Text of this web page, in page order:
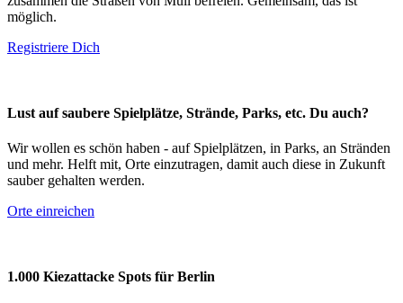
möglich.
Registriere Dich
Lust auf saubere Spielplätze, Strände, Parks, etc. Du auch?
Wir wollen es schön haben - auf Spielplätzen, in Parks, an Stränden
und mehr. Helft mit, Orte einzutragen, damit auch diese in Zukunft
sauber gehalten werden.
Orte einreichen
1.000 Kiezattacke Spots für Berlin